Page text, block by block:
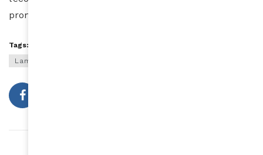
promotrice de l’entrepreneuriat féminin reçu à Kigali.
Tags:
Lame Afrique